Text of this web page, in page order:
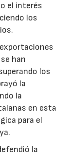
el interés
los
han
los
la
la
en esta
para el
la